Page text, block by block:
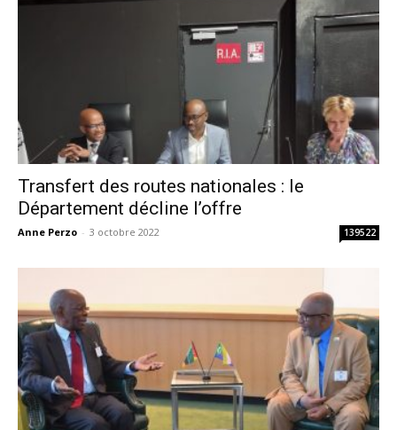
Transfert des routes nationales : le
Département décline l’offre
Anne Perzo - 3 octobre 2022 139522